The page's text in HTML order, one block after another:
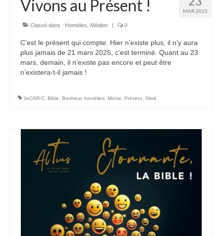
Lieux et Dates MAR 2025
Vivons au Présent !
Classé dans : Homélies Méditer | 0
C’est le présent qui compte. Hier n’existe plus, il n’y aura
plus jamais de 21 mars 2025, c’est terminé. Quant au 23
mars, demain, il n’existe pas encore et peut être
n’existera-t-il jamais !
3eCAR-C Bible Bonheur, homélies Moïse Présent Siloé